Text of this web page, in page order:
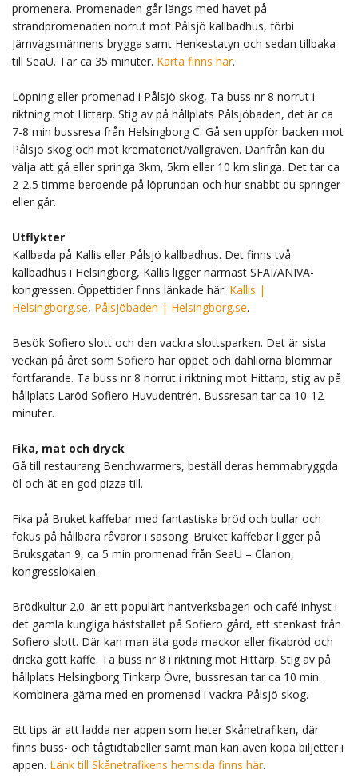
promenera. Promenaden går längs med havet på
strandpromenaden norrut mot Pålsjö kallbadhus, förbi
Järnvägsmännens brygga samt Henkestatyn och sedan tillbaka
till SeaU. Tar ca 35 minuter. Karta finns här.
Löpning eller promenad i Pålsjö skog, Ta buss nr 8 norrut i
riktning mot Hittarp. Stig av på hållplats Pålsjöbaden, det är ca
7-8 min bussresa från Helsingborg C. Gå sen uppför backen mot
Pålsjö skog och mot krematoriet/vallgraven. Därifrån kan du
välja att gå eller springa 3km, 5km eller 10 km slinga. Det tar ca
2-2,5 timme beroende på löprundan och hur snabbt du springer
eller går.
Utflykter
Kallbada på Kallis eller Pålsjö kallbadhus. Det finns två
kallbadhus i Helsingborg, Kallis ligger närmast SFAI/ANIVA-
kongressen. Öppettider finns länkade här: Kallis |
Helsingborg.se, Pålsjöbaden | Helsingborg.se.
Besök Sofiero slott och den vackra slottsparken. Det är sista
veckan på året som Sofiero har öppet och dahliorna blommar
fortfarande. Ta buss nr 8 norrut i riktning mot Hittarp, stig av på
hållplats Laröd Sofiero Huvudentrén. Bussresan tar ca 10-12
minuter.
Fika, mat och dryck
Gå till restaurang Benchwarmers, beställ deras hemmabryggda
öl och ät en god pizza till.
Fika på Bruket kaffebar med fantastiska bröd och bullar och
fokus på hållbara råvaror i säsong. Bruket kaffebar ligger på
Bruksgatan 9, ca 5 min promenad från SeaU – Clarion,
kongresslokalen.
Brödkultur 2.0. är ett populärt hantverksbageri och café inhyst i
det gamla kungliga häststallet på Sofiero gård, ett stenkast från
Sofiero slott. Där kan man äta goda mackor eller fikabröd och
dricka gott kaffe. Ta buss nr 8 i riktning mot Hittarp. Stig av på
hållplats Helsingborg Tinkarp Övre, bussresan tar ca 10 min.
Kombinera gärna med en promenad i vackra Pålsjö skog.
Ett tips är att ladda ner appen som heter Skånetrafiken, där
finns buss- och tågtidtabeller samt man kan även köpa biljetter i
appen. Länk till Skånetrafikens hemsida finns här.